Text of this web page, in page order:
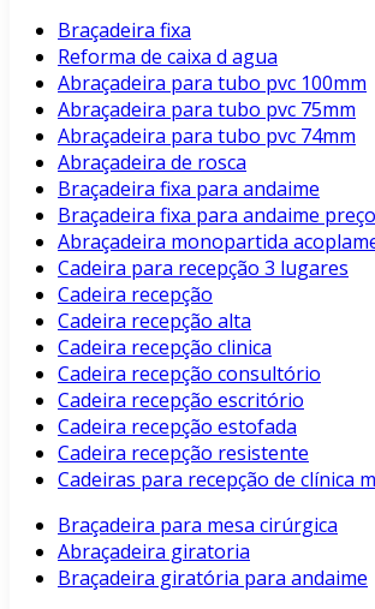
Braçadeira fixa
Reforma de caixa d agua
Abraçadeira para tubo pvc 100mm
Abraçadeira para tubo pvc 75mm
Abraçadeira para tubo pvc 74mm
Abraçadeira de rosca
Braçadeira fixa para andaime
Braçadeira fixa para andaime preço
Abraçadeira monopartida
Cadeira para recepção 3 lugares
Cadeira recepção
Cadeira recepção alta
Cadeira recepção clinica
Cadeira recepção consultório
Cadeira recepção escritório
Cadeira recepção estofada
Cadeira recepção resistente
Cadeiras para recepção de clínica
Braçadeira para mesa cirúrgica
Abraçadeira giratoria
Braçadeira giratória para andaime